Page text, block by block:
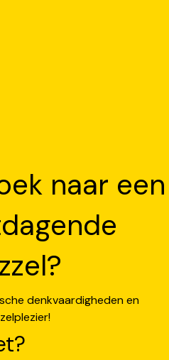
naar een
denkvaardigheden en